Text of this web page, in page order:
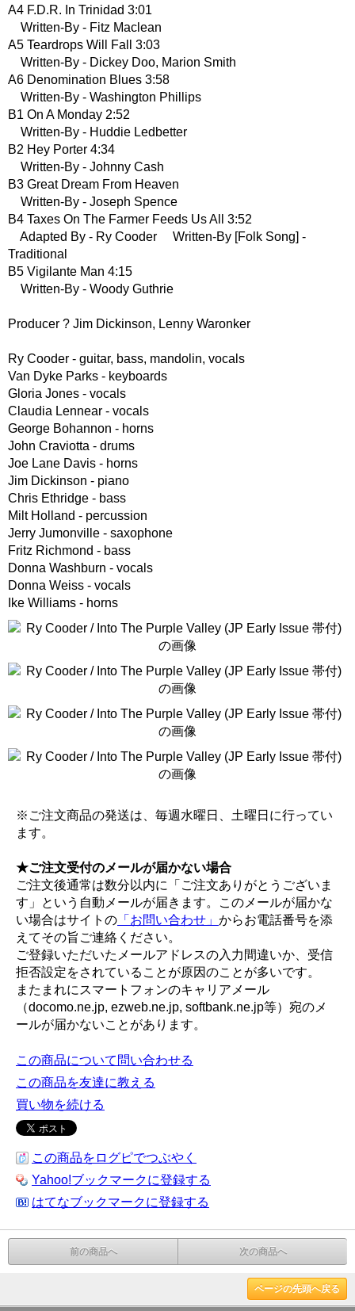
A4 F.D.R. In Trinidad 3:01
Written-By - Fitz Maclean
A5 Teardrops Will Fall 3:03
Written-By - Dickey Doo, Marion Smith
A6 Denomination Blues 3:58
Written-By - Washington Phillips
B1 On A Monday 2:52
Written-By - Huddie Ledbetter
B2 Hey Porter 4:34
Written-By - Johnny Cash
B3 Great Dream From Heaven
Written-By - Joseph Spence
B4 Taxes On The Farmer Feeds Us All 3:52
Adapted By - Ry Cooder Written-By [Folk Song] -
Traditional
B5 Vigilante Man 4:15
Written-By - Woody Guthrie
Producer ? Jim Dickinson, Lenny Waronker
Ry Cooder - guitar, bass, mandolin, vocals
Van Dyke Parks - keyboards
Gloria Jones - vocals
Claudia Lennear - vocals
George Bohannon - horns
John Craviotta - drums
Joe Lane Davis - horns
Jim Dickinson - piano
Chris Ethridge - bass
Milt Holland - percussion
Jerry Jumonville - saxophone
Fritz Richmond - bass
Donna Washburn - vocals
Donna Weiss - vocals
Ike Williams - horns
※ご注文商品の発送は、毎週水曜日、土曜日に行ってい
ます。
★ご注文受付のメールが届かない場合
ご注文後通常は数分以内に「ご注文ありがとうございま
す」という自動メールが届きます。このメールが届かな
い場合はサイトの 「お問い合わせ」 からお電話番号を添
えてその旨ご連絡ください。
ご登録いただいたメールアドレスの入力間違いか、受信
拒否設定をされていることが原因のことが多いです。
またまれにスマートフォンのキャリアメール
（docomo.ne.jp, ezweb.ne.jp, softbank.ne.jp等）宛のメ
ールが届かないことがあります。
この商品について問い合わせる
この商品を友達に教える
買い物を続ける
この商品をログピでつぶやく
Yahoo!ブックマークに登録する
はてなブックマークに登録する
前の商品へ 次の商品へ
ページの先頭へ戻る